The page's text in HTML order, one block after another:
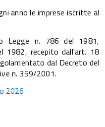
anno le imprese iscritte al
Legge n. 786 del 1981,
1982, recepito dall'art. 18
dal Decreto del
n. 359/2001.
2026